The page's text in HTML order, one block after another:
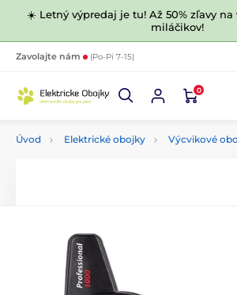
☀️ Letný výpredaj je tu! Až 50% zľavy na
miláčikov!
Zavolajte nám (Po-Pi 7-15)
0
Úvod Elektrické obojky Výcvikové